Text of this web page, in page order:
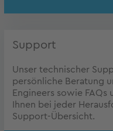
Support
Unser technischer
persönliche Beratung
Engineers sowie
Ihnen bei jeder
Support-Übersicht.